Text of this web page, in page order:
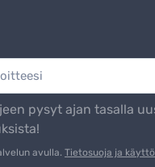
pysyt ajan tasalla
avulla. Tietosuoja ja